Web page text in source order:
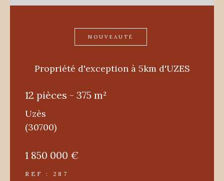
NOUVEAUTÉ
Propriété d'exception à 5km d'UZES
12 pièces - 375 m²
Uzès
(30700)
1 850 000 €
REF : 287